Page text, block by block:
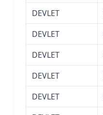
DEVLET
DEVLET
DEVLET
DEVLET
DEVLET